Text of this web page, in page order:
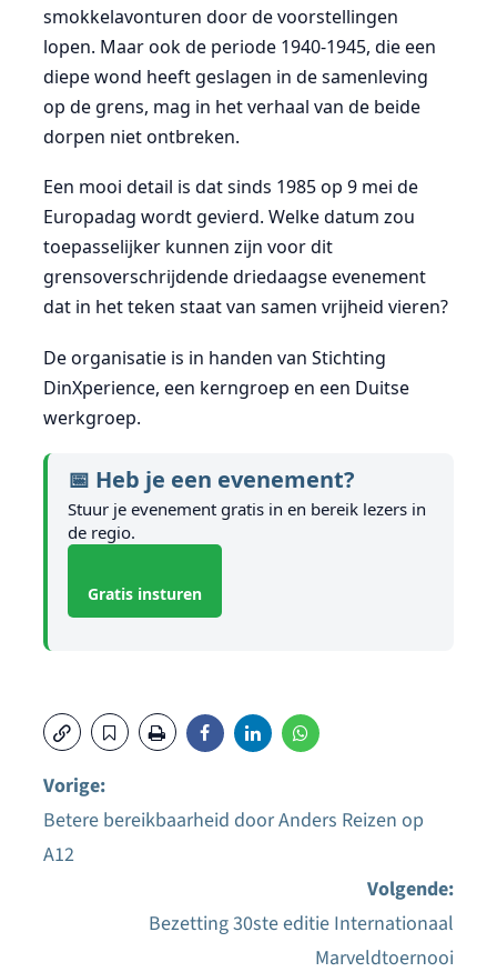
smokkelavonturen door de voorstellingen
lopen. Maar ook de periode 1940-1945, die een
diepe wond heeft geslagen in de samenleving
op de grens, mag in het verhaal van de beide
dorpen niet ontbreken.
Een mooi detail is dat sinds 1985 op 9 mei de
Europadag wordt gevierd. Welke datum zou
toepasselijker kunnen zijn voor dit
grensoverschrijdende driedaagse evenement
dat in het teken staat van samen vrijheid vieren?
De organisatie is in handen van Stichting
DinXperience, een kerngroep en een Duitse
werkgroep.
📅 Heb je een evenement?
Stuur je evenement gratis in en bereik lezers in
de regio.
Gratis insturen
Bericht
Vorige:
Betere bereikbaarheid door Anders Reizen op
A12
Volgende:
Bezetting 30ste editie Internationaal
Marveldtoernooi